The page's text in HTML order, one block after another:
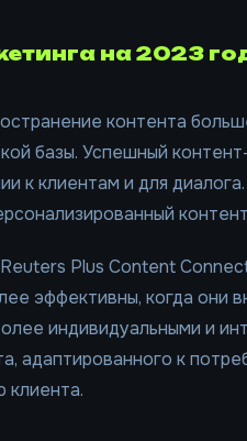
на 2023
контента
базы. Успешный
к клиентам и для
Plus Content
эффективны, когда они
индивидуальными и
адаптированного к